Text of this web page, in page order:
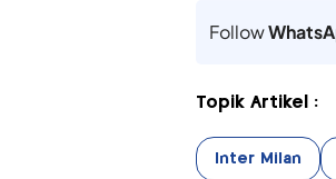
Follow
Topik Artikel :
Inter Milan